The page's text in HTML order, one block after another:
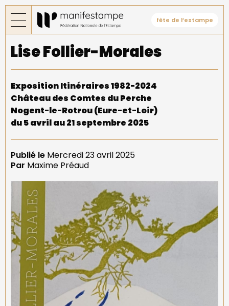
Aller
au
contenu
principal
fête de l’estampe
Lise Follier-Morales
Exposition Itinéraires 1982-2024
Château des Comtes du Perche
Nogent-le-Rotrou (Eure-et-Loir)
du 5 avril au 21 septembre 2025
Publié le Mercredi 23 avril 2025
Par Maxime Préaud